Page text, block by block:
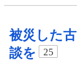
被災した
談を
25